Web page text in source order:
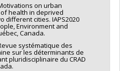
on urban
health in deprived
different cities. IAPS2020
Environment and
Canada.
systématique des
sur les déterminants de
pluridisciplinaire du CRAD